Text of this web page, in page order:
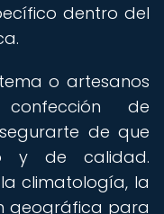
dentro del
o artesanos
de
de que
y de calidad.
climatología, la
geográfica para